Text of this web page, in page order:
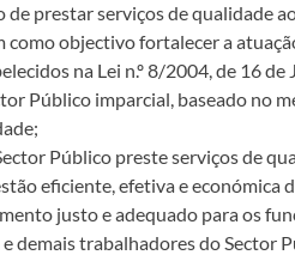
prestar serviços de qualidade
como objectivo fortalecer a
na Lei n.º 8/2004, de 16
Público imparcial, baseado no
Público preste serviços de
eficiente, efetiva e económica
justo e adequado para os
demais trabalhadores do Sector